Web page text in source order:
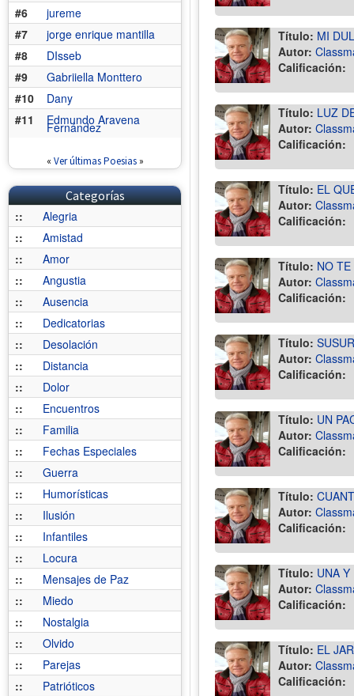
#6
jureme
#7
jorge enrique mantilla
#8
DIsseb
#9
Gabriiella Monttero
#10
Dany
#11
Edmundo Aravena
Fernández
« Ver últimas Poesias»
Categorías
::
Alegria
::
Amistad
::
Amor
::
Angustia
::
Ausencia
::
Dedicatorias
::
Desolación
::
Distancia
::
Dolor
::
Encuentros
::
Familia
::
Fechas Especiales
::
Guerra
::
Humorísticas
::
Ilusión
::
Infantiles
::
Locura
::
Mensajes de Paz
::
Miedo
::
Nostalgia
::
Olvido
::
Parejas
::
Patrióticos
Título: MI
Autor:
Calificación:
Título: LUZ
Autor:
Calificación:
Título: EL
Autor:
Calificación:
Título: NO
Autor:
Calificación:
Título:
Autor:
Calificación:
Título: UN
Autor:
Calificación:
Título:
Autor:
Calificación:
Título: UNA
Autor:
Calificación:
Título: EL
Autor:
Calificación: